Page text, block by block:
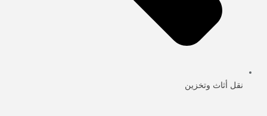
نقل أثاث وتخزين